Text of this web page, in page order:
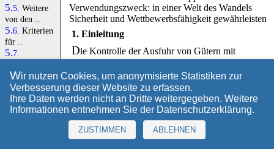
Verwendungszweck: in einer Welt des Wandels
Sicherheit und Wettbewerbsfähigkeit gewährleisten
1. Einleitung
Die Kontrolle der Ausfuhr von Gütern mit
doppeltem Verwendungszweck, d.h. Gütern, die
sowohl für zivile als auch für militärische Zwecke
verwendet werden können ("dual use"), steht im
Vordergrund der internationalen Bemühungen um
Nichtverbreitung. Ausfuhrkontrollen werden bei
Sicherheitszwecken durchgeführt; dies geschieht
durch handelspolitische Maßnahmen, die für den
5.5. Weitere
von den ..
5.6. Kriterien
für ..
5.7.
5.8.Kontrollen
der ..
5.9.EU-
Kontrollliste
Wir nutzen Cookies, um anonymisierte Statistiken zur
Verbesserung dieser Website zu erfassen.
Ihre Daten werden nicht an Dritte weitergegeben. Weitere
Informationen entnehmen Sie der Datenschutzerklärung.
ZUSTIMMEN ABLEHNEN